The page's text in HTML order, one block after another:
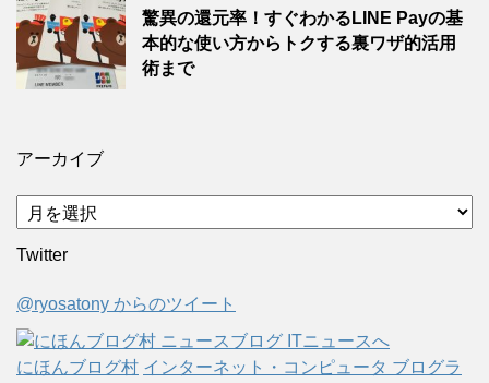
驚異の還元率！すぐわかるLINE Payの基
本的な使い方からトクする裏ワザ的活用
術まで
アーカイブ
ア
ー
カ
ブ
Twitter
@ryosatony からのツイート
にほんブログ村 インターネット・コンピュータ ブログラ